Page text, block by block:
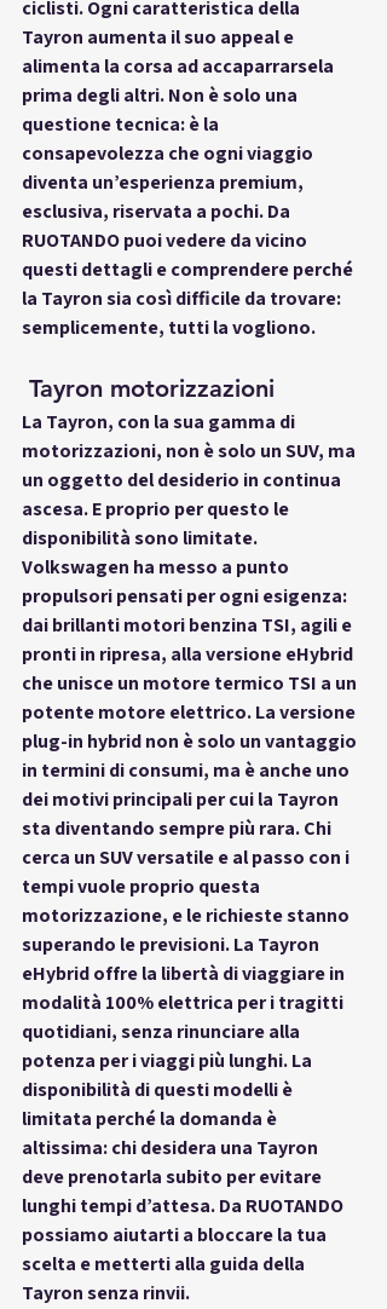
ciclisti. Ogni caratteristica della
Tayron aumenta il suo appeal e
alimenta la corsa ad accaparrarsela
prima degli altri. Non è solo una
questione tecnica: è la
consapevolezza che ogni viaggio
diventa un’esperienza premium,
esclusiva, riservata a pochi. Da
RUOTANDO puoi vedere da vicino
questi dettagli e comprendere perché
la Tayron sia così difficile da trovare:
semplicemente, tutti la vogliono.
Tayron motorizzazioni
La Tayron, con la sua gamma di
motorizzazioni, non è solo un SUV, ma
un oggetto del desiderio in continua
ascesa. E proprio per questo le
disponibilità sono limitate.
Volkswagen ha messo a punto
propulsori pensati per ogni esigenza:
dai brillanti motori benzina TSI, agili e
pronti in ripresa, alla versione eHybrid
che unisce un motore termico TSI a un
potente motore elettrico. La versione
plug-in hybrid non è solo un vantaggio
in termini di consumi, ma è anche uno
dei motivi principali per cui la Tayron
sta diventando sempre più rara. Chi
cerca un SUV versatile e al passo con i
tempi vuole proprio questa
motorizzazione, e le richieste stanno
superando le previsioni. La Tayron
eHybrid offre la libertà di viaggiare in
modalità 100% elettrica per i tragitti
quotidiani, senza rinunciare alla
potenza per i viaggi più lunghi. La
disponibilità di questi modelli è
limitata perché la domanda è
altissima: chi desidera una Tayron
deve prenotarla subito per evitare
lunghi tempi d’attesa. Da RUOTANDO
possiamo aiutarti a bloccare la tua
scelta e metterti alla guida della
Tayron senza rinvii.